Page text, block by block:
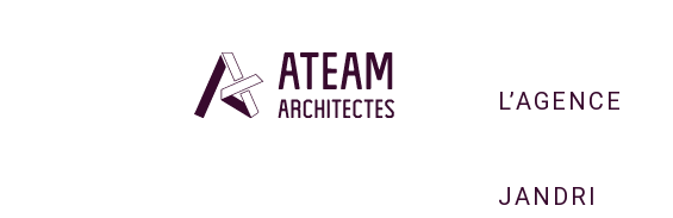
L’AGENCE
JANDRI